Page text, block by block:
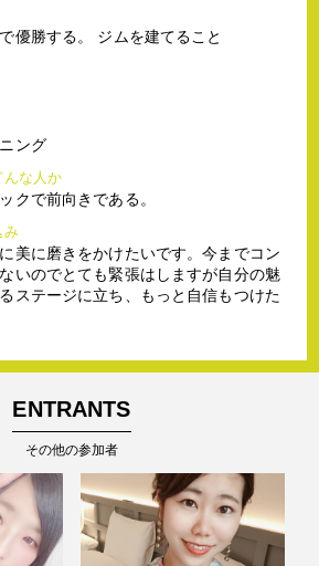
優勝する。 ジムを建てること
ング
んな人か
クで前向きである。
み
美に磨きをかけたいです。今までコン
いのでとても緊張はしますが自分の魅
ステージに立ち、もっと自信もつけた
ENTRANTS
その他の参加者